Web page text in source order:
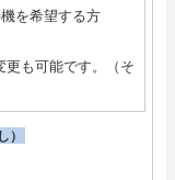
を希望する方
更も可能です。（そ
）